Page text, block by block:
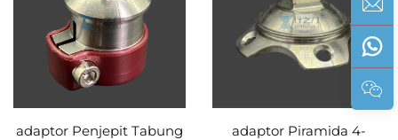
adaptor Penjepit Tabung
adaptor Piramida 4-